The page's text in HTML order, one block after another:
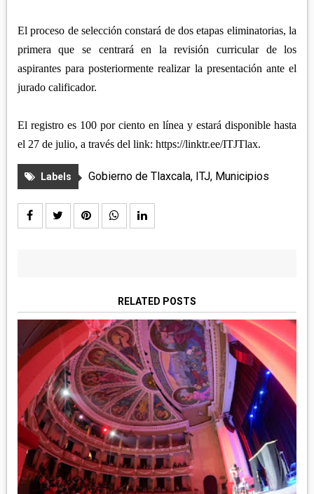
El proceso de selección constará de dos etapas eliminatorias, la
primera que se centrará en la revisión curricular de los
aspirantes para posteriormente realizar la presentación ante el
jurado calificador.
El registro es 100 por ciento en línea y estará disponible hasta
el 27 de julio, a través del link: https://linktr.ee/ITJTlax.
Labels Gobierno de Tlaxcala, ITJ, Municipios
RELATED POSTS